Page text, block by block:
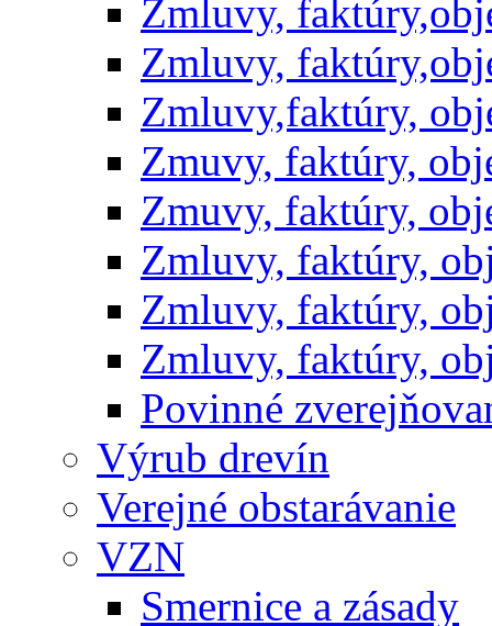
Zmluvy,
Zmluvy,
Zmluvy,faktúry,
Zmuvy, faktúry,
Zmuvy, faktúry,
Zmluvy, faktúry,
Zmluvy, faktúry,
Zmluvy, faktúry,
Povinné
Výrub drevín
Verejné obstarávanie
VZN
Smernice a zásady